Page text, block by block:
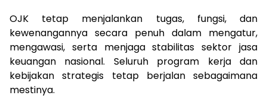
OJK tetap menjalankan tugas, fungsi, dan
kewenangannya secara penuh dalam mengatur,
mengawasi, serta menjaga stabilitas sektor jasa
keuangan nasional. Seluruh program kerja dan
kebijakan strategis tetap berjalan sebagaimana
mestinya.